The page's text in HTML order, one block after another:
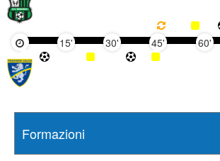
15' 30' 45' 60'